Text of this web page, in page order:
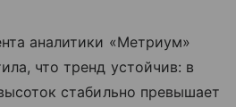
аналитики «Метриум»
что тренд устойчив: в
стабильно превышает